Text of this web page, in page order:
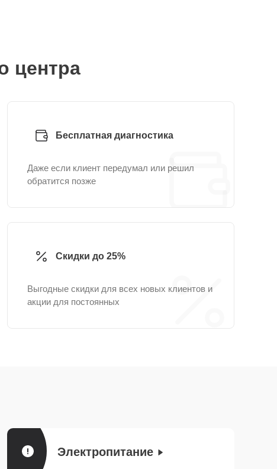
центра
Бесплатная диагностика
Даже если клиент передумал или решил
обратится позже
Скидки до 25%
Выгодные скидки для всех новых клиентов и
акции для постоянных
Электропитание